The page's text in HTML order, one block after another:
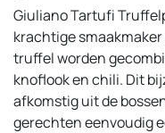
Giuliano Tartufi
krachtige smaakmaker
truffel worden
knoflook en chili. Dit
afkomstig uit de
gerechten eenvoudig